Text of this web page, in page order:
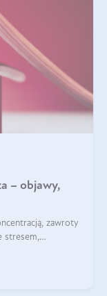
– objawy,
zawroty
stresem,